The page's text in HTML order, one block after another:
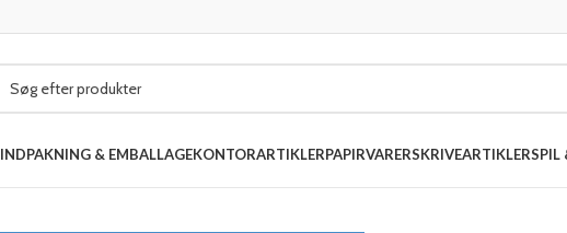
INDPAKNING & EMBALLAGEKONTORARTIKLERPAPIRVARERSKRIVEARTIKLERSPIL